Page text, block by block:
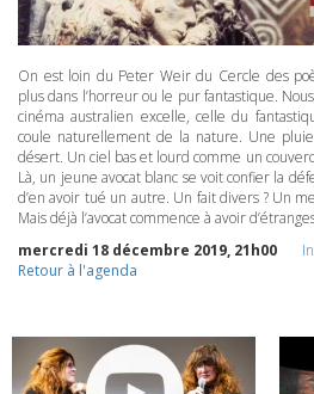
On est loin du Peter Weir du Cercle des
plus dans l’horreur ou le pur fantastique.
cinéma australien excelle, celle du
coule naturellement de la nature. Une
désert. Un ciel bas et lourd comme un
Là, un jeune avocat blanc se voit confier la
d’en avoir tué un autre. Un fait divers ? Un
Mais déjà l’avocat commence à avoir
mercredi 18 décembre 2019, 21h00
Retour à l'agenda